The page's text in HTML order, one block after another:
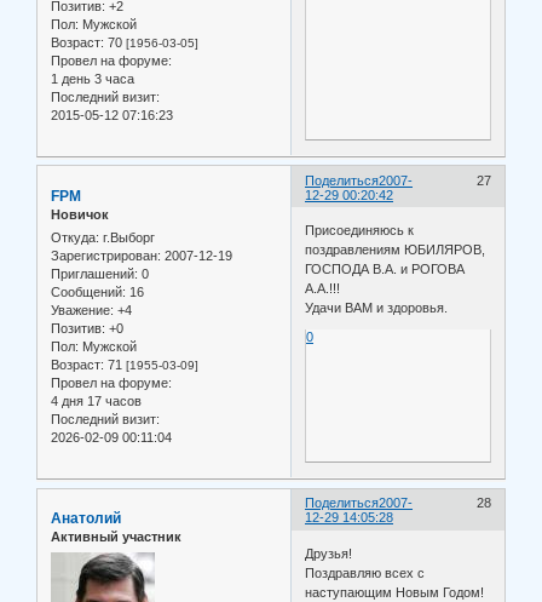
Позитив: +2
Пол: Мужской
Возраст: 70 [1956-03-05]
Провел на форуме:
1 день 3 часа
Последний визит:
2015-05-12 07:16:23
Поделиться 27
2007-
12-29 00:20:42
FPM
Новичок
Откуда: г.Выборг
Зарегистрирован: 2007-12-19
Приглашений: 0
Сообщений: 16
Уважение: +4
Позитив: +0
Пол: Мужской
Возраст: 71 [1955-03-09]
Провел на форуме:
4 дня 17 часов
Последний визит:
2026-02-09 00:11:04
Присоединяюсь к
поздравлениям ЮБИЛЯРОВ,
ГОСПОДА В.А. и РОГОВА
А.А.!!!
Удачи ВАМ и здоровья.
0
Поделиться 28
2007-
12-29 14:05:28
Анатолий
Активный участник
Друзья!
Поздравляю всех с
наступающим Новым Годом!